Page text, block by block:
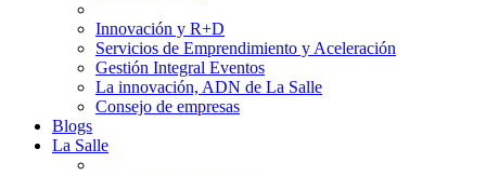
Innovación y R+D
Servicios de Emprendimiento y Aceleración
Gestión Integral Eventos
La innovación, ADN de La Salle
Consejo de empresas
Blogs
La Salle